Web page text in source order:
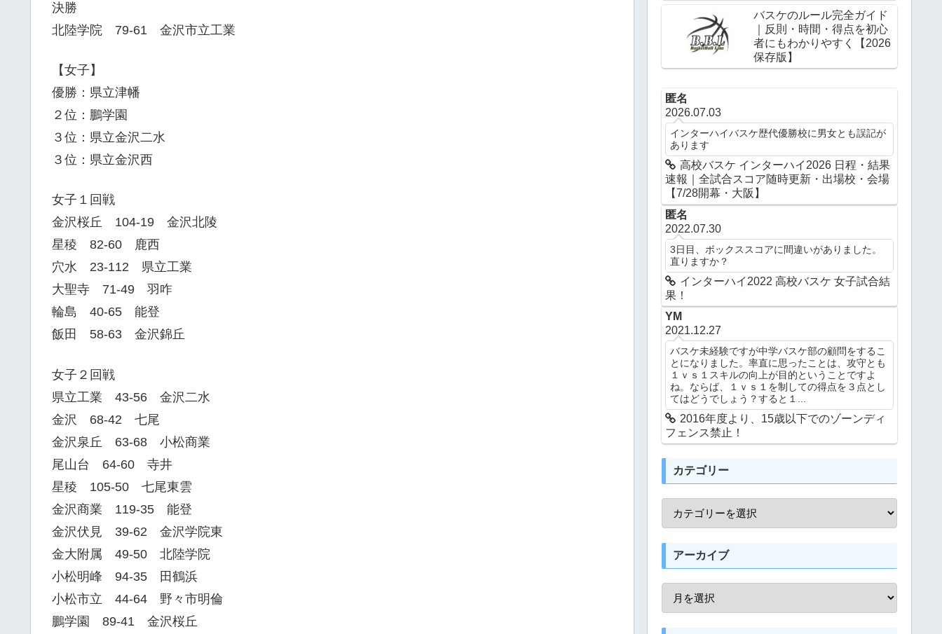
決勝
北陸学院 79-61 金沢市立工業
【女子】
優勝：県立津幡
２位：鵬学園
３位：県立金沢二水
３位：県立金沢西
女子１回戦
金沢桜丘 104-19 金沢北陵
星稜 82-60 鹿西
穴水 23-112 県立工業
大聖寺 71-49 羽咋
輪島 40-65 能登
飯田 58-63 金沢錦丘
女子２回戦
県立工業 43-56 金沢二水
金沢 68-42 七尾
金沢泉丘 63-68 小松商業
尾山台 64-60 寺井
星稜 105-50 七尾東雲
金沢商業 119-35 能登
金沢伏見 39-62 金沢学院東
金大附属 49-50 北陸学院
小松明峰 94-35 田鶴浜
小松市立 44-64 野々市明倫
鵬学園 89-41 金沢桜丘
バスケのルール完全ガイド
｜反則・時間・得点を初心
者にもわかりやすく【2026
保存版】
匿名
2026.07.03
インターハイバスケ歴代優勝校に男女とも誤記が
あります
高校バスケ インターハイ2026 日程・結果
速報｜全試合スコア随時更新・出場校・会場
【7/28開幕・大阪】
匿名
2022.07.30
3日目、ボックススコアに間違いがありました。
直りますか？
インターハイ2022 高校バスケ 女子試合結
果！
YM
2021.12.27
バスケ未経験ですが中学バスケ部の顧問をするこ
とになりました。率直に思ったことは、攻守とも
１ｖｓ１スキルの向上が目的ということですよ
ね。ならば、１ｖｓ１を制しての得点を３点とし
てはどうでしょう？すると１...
2016年度より、15歳以下でのゾーンディ
フェンス禁止！
カテゴリー
アーカイブ